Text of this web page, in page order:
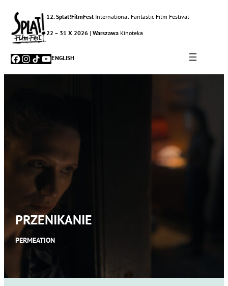
12. Splat!FilmFest International Fantastic Film Festival
22 – 31 X 2026 |Warszawa Kinoteka
ENGLISH
Facebook
Instagram
TikTok
YouTube
PRZENIKANIE
PERMEATION